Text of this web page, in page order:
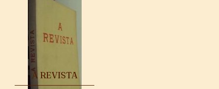
A REVISTA